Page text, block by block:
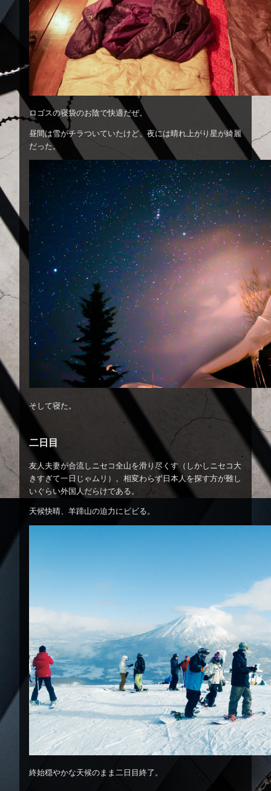
ロゴスの寝袋のお陰で快適だぜ。
昼間は雪がチラついていたけど、夜には晴れ上がり星が綺麗
だった。
そして寝た。
二日目
友人夫妻が合流しニセコ全山を滑り尽くす（しかしニセコ大
きすぎて一日じゃムリ）。相変わらず日本人を探す方が難し
いぐらい外国人だらけである。
天候快晴、羊蹄山の迫力にビビる。
終始穏やかな天候のまま二日目終了。